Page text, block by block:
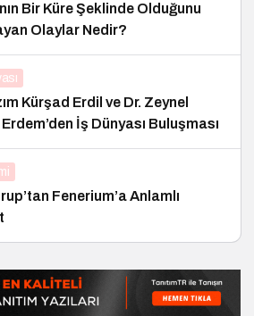
Bir Küre Şeklinde Olduğunu
Olaylar Nedir?
Kürşad Erdil ve Dr. Zeynel
İş Dünyası Buluşması
Fenerium’a Anlamlı